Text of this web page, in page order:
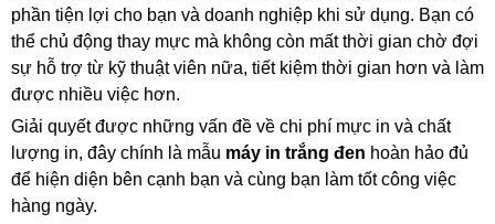
phần tiện lợi cho bạn và doanh nghiệp khi sử dụng. Bạn có
thể chủ động thay mực mà không còn mất thời gian chờ đợi
sự hỗ trợ từ kỹ thuật viên nữa, tiết kiệm thời gian hơn và làm
được nhiều việc hơn.
Giải quyết được những vấn đề về chi phí mực in và chất
lượng in, đây chính là mẫu máy in trắng đen hoàn hảo đủ
để hiện diện bên cạnh bạn và cùng bạn làm tốt công việc
hàng ngày.